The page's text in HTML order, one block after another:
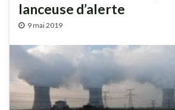
lanceuse d’alerte
9 mai 2019